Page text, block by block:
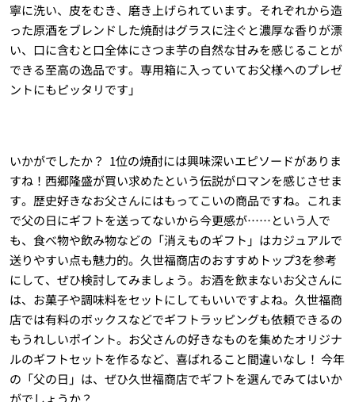
寧に洗い、皮をむき、磨き上げられています。それぞれから造
った原酒をブレンドした焼酎はグラスに注ぐと濃厚な香りが漂
い、口に含むと口全体にさつま芋の自然な甘みを感じることが
できる至高の逸品です。専用箱に入っていてお父様へのプレゼ
ントにもピッタリです」
いかがでしたか？ 1位の焼酎には興味深いエピソードがありま
すね！西郷隆盛が買い求めたという伝説がロマンを感じさせま
す。歴史好きなお父さんにはもってこいの商品ですね。これま
で父の日にギフトを送ってないから今更感が……という人で
も、食べ物や飲み物などの「消えものギフト」はカジュアルで
送りやすい点も魅力的。久世福商店のおすすめトップ3を参考
にして、ぜひ検討してみましょう。お酒を飲まないお父さんに
は、お菓子や調味料をセットにしてもいいですよね。久世福商
店では有料のボックスなどでギフトラッピングも依頼できるの
もうれしいポイント。お父さんの好きなものを集めたオリジナ
ルのギフトセットを作るなど、喜ばれること間違いなし！ 今年
の「父の日」は、ぜひ久世福商店でギフトを選んでみてはいか